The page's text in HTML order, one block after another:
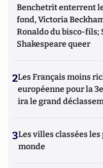
Benchetrit enterrent
fond, Victoria
Ronaldo du bisco-fils;
Shakespeare queer
2Les Français moins
européenne pour la
ira le grand
3Les villes classées
monde